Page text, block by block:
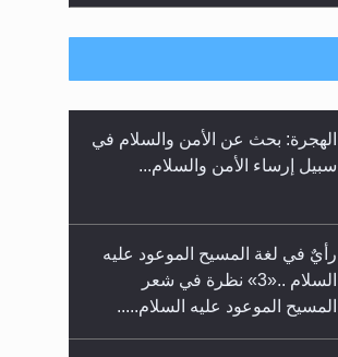
إتمام حفظ القرآن الكريم لثلاثة
حفل توزيع الشهادات في الجامعة
الأحمدية بنيجيريا لعام 2025
الهجرة: بحث عن الأمن والسلام في
سبيل إرساء الأمن والسلام...
رأيٌ في لغة المسيح الموعود عليه
السلام ..«3» نظرة في شعر
المسيح الموعود عليه السلام.....